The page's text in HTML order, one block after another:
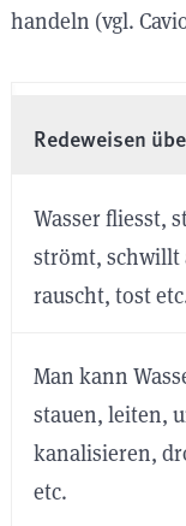
handeln (vgl.
Redeweisen
Wasser fliesst,
strömt, schwillt
rauscht, tost
Man kann
stauen, leiten,
kanalisieren,
etc.